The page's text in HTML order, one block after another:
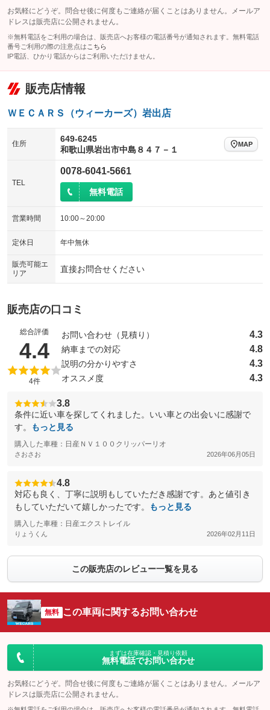
お気軽にどうぞ。問合せ後に何度もご連絡が届くことはありません。メールア
ドレスは販売店に公開されません。
※無料電話をご利用の場合は、販売店へお客様の電話番号が通知されます。無料電話
番号ご利用の際の注意点は こちら
IP電話、ひかり電話からはご利用いただけません。
販売店情報
ＷＥＣＡＲＳ（ウィーカーズ）岩出店
住所
649-6245
和歌山県岩出市中島８４７－１
MAP
TEL
0078-6041-5661
無料電話
営業時間 10:00～20:00
定休日 年中無休
販売可能エ
リア
直接お問合せください
販売店の口コミ
総合評価
4.4（5点満点中）
4件
お問い合わせ（見積り） 4.3
納車までの対応 4.8
説明の分かりやすさ 4.3
オススメ度 4.3
3.8
条件に近い車を探してくれました。いい車との出会いに感謝で
す。
もっと見る
購入した車種：日産ＮＶ１００クリッパーリオ
さおさお 2026年06月05日
4.8
対応も良く、丁寧に説明もしていただき感謝です。あと値引き
もしていただいて嬉しかったです。
もっと見る
購入した車種：日産エクストレイル
りょうくん 2026年02月11日
この販売店のレビュー一覧を見る
無料 この車両に関するお問い合わせ
まずは在庫確認・見積り依頼
無料電話でお問い合わせ
お気軽にどうぞ。問合せ後に何度もご連絡が届くことはありません。メールア
ドレスは販売店に公開されません。